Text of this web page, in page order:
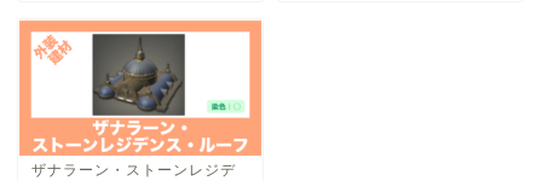
ザナラーン・ストーンレジデ